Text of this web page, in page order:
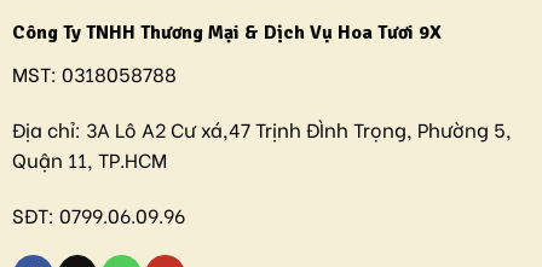
Công Ty TNHH Thương Mại & Dịch Vụ Hoa Tươi 9X
MST: 0318058788
Địa chỉ: 3A Lô A2 Cư xá,47 Trịnh ĐÌnh Trọng, Phường 5,
Quận 11, TP.HCM
SĐT: 0799.06.09.96